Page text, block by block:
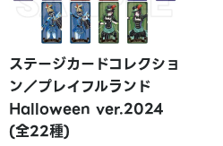
ステージカードコレクショ
ン／プレイフルランド
Halloween ver.2024
(全22種)